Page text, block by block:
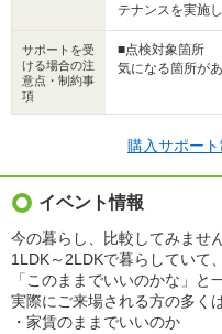
テナンスを実施し
サポートを受
ける場合の注
意点・制約事
項
■点検対象箇所
気になる箇所が
購入サポー
イベント情報
今の暮らし、比較してみませ
1LDK～2LDKで暮らしていて、
「このままでいいのかな」と
実際にご来場される方の多くは
・家賃のままでいいのか